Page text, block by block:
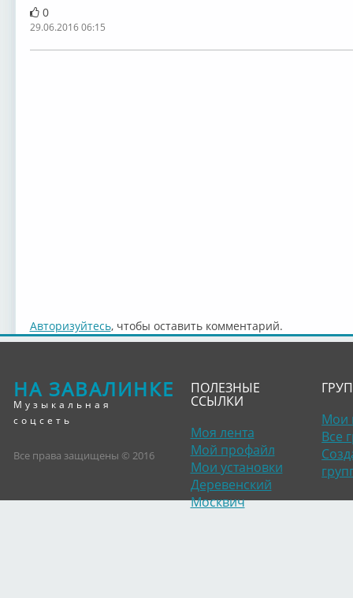
0
29.06.2016 06:15
Авторизуйтесь, чтобы оставить комментарий.
НА ЗАВАЛИНКЕ
Музыкальная
соцсеть
Все права защищены © 2016
ПОЛЕЗНЫЕ
ССЫЛКИ
Моя лента
Мой профайл
Мои установки
Деревенский
Москвич
Мои
Все